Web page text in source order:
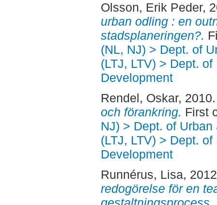
Olsson, Erik Peder,
urban odling : en
stadsplaneringen?.
(NL, NJ) > Dept. of
(LTJ, LTV) > Dept.
Development
Rendel, Oskar,
och förankring. First
NJ) > Dept. of
(LTJ, LTV) > Dept.
Development
Runnérus, Lisa,
redogörelse för en